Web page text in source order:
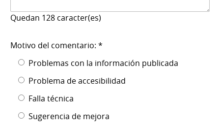
Quedan 128 caracter(es)
Motivo del comentario: *
Problemas con la información publicada
Problema de accesibilidad
Falla técnica
Sugerencia de mejora